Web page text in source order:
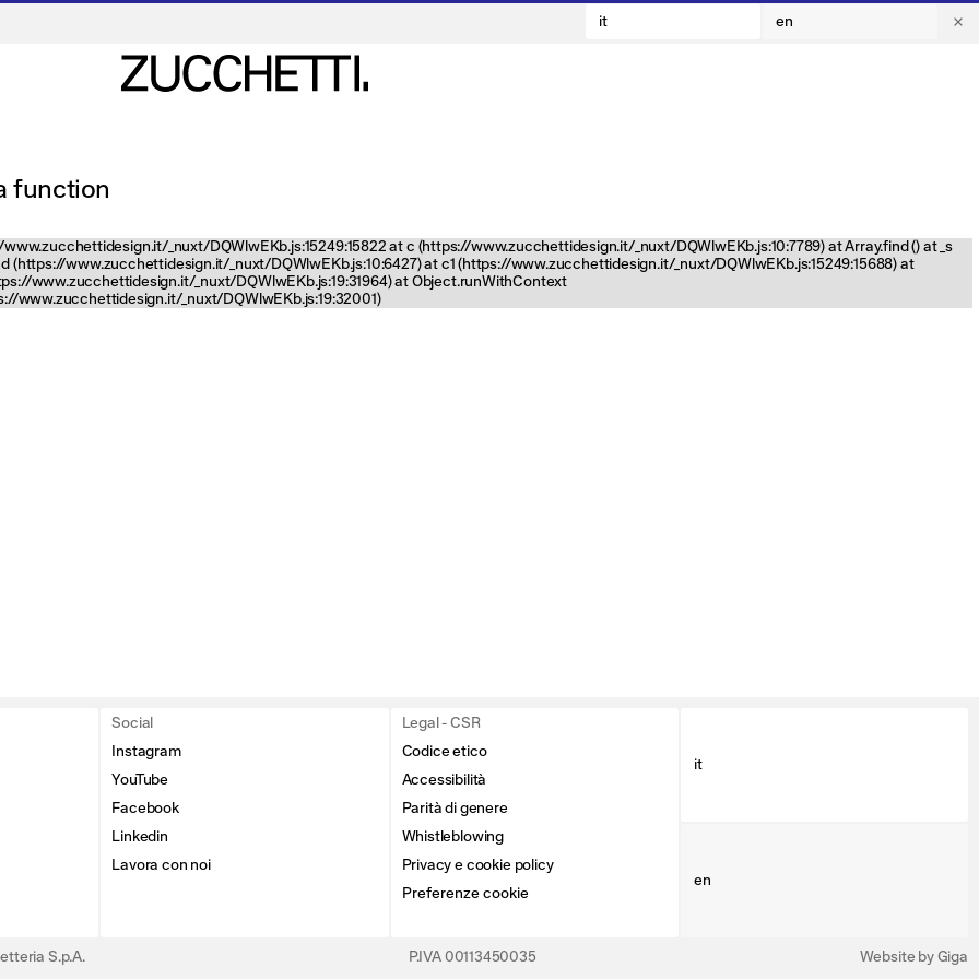
it en
function
_nuxt/DQWlwEKb.js:15249:15822 at c (https://www.zucchettidesign.it/_nuxt/DQWlwEKb.js:10:7789) at Array.find () at _s
www.zucchettidesign.it/_nuxt/DQWlwEKb.js:10:6427) at c1 (https://www.zucchettidesign.it/_nuxt/DQWlwEKb.js:15249:15688) at
www.zucchettidesign.it/_nuxt/DQWlwEKb.js:19:31964) at Object.runWithContext
www.zucchettidesign.it/_nuxt/DQWlwEKb.js:19:32001)
Social
Instagram
YouTube
Facebook
Linkedin
Lavora con noi
Legal - CSR
Codice etico
Accessibilità
Parità di genere
Whistleblowing
Privacy e cookie policy
Preferenze cookie
it
en
S.p.A. P.IVA 00113450035 Website by Giga